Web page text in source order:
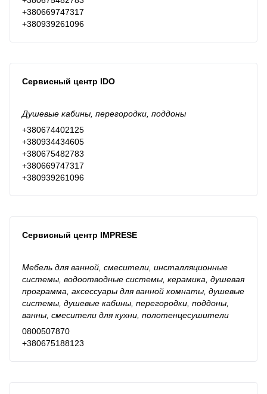
+380669747317
+380939261096
Сервисный центр IDO
Душевые кабины, перегородки, поддоны
+380674402125
+380934434605
+380675482783
+380669747317
+380939261096
Сервисный центр IMPRESE
Мебель для ванной, смесители, инсталляционные
системы, водоотводные системы, керамика, душевая
программа, аксессуары для ванной комнаты, душевые
системы, душевые кабины, перегородки, поддоны,
ванны, смесители для кухни, полотенцесушители
0800507870
+380675188123